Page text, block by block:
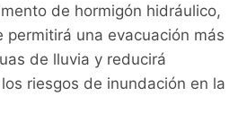
de hormigón hidráulico,
permitirá una evacuación más
de lluvia y reducirá
riesgos de inundación en la